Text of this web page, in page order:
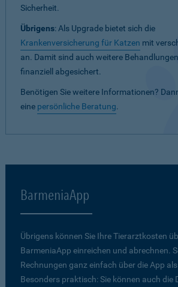
Sicherheit.
Übrigens: Als Upgrade bietet sich die
Krankenversicherung für Katzen mit
an. Damit sind auch weitere
finanziell abgesichert.
Benötigen Sie weitere Informationen?
eine persönliche Beratung.
BarmeniaApp
Übrigens können Sie Ihre Tierarztkosten
BarmeniaApp einreichen und abrechnen.
Rechnungen ganz einfach über die App
Besonders praktisch: Sie können auch die